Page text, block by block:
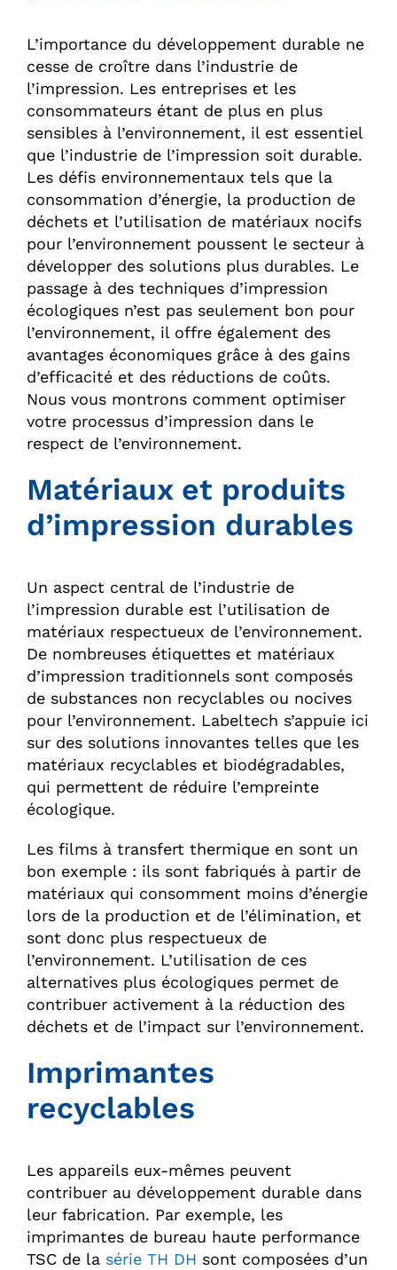
L’importance du développement durable ne
cesse de croître dans l’industrie de
l’impression. Les entreprises et les
consommateurs étant de plus en plus
sensibles à l’environnement, il est essentiel
que l’industrie de l’impression soit durable.
Les défis environnementaux tels que la
consommation d’énergie, la production de
déchets et l’utilisation de matériaux nocifs
pour l’environnement poussent le secteur à
développer des solutions plus durables. Le
passage à des techniques d’impression
écologiques n’est pas seulement bon pour
l’environnement, il offre également des
avantages économiques grâce à des gains
d’efficacité et des réductions de coûts.
Nous vous montrons comment optimiser
votre processus d’impression dans le
respect de l’environnement.
Matériaux et produits
d’impression durables
Un aspect central de l’industrie de
l’impression durable est l’utilisation de
matériaux respectueux de l’environnement.
De nombreuses étiquettes et matériaux
d’impression traditionnels sont composés
de substances non recyclables ou nocives
pour l’environnement. Labeltech s’appuie ici
sur des solutions innovantes telles que les
matériaux recyclables et biodégradables,
qui permettent de réduire l’empreinte
écologique.
Les films à transfert thermique en sont un
bon exemple : ils sont fabriqués à partir de
matériaux qui consomment moins d’énergie
lors de la production et de l’élimination, et
sont donc plus respectueux de
l’environnement. L’utilisation de ces
alternatives plus écologiques permet de
contribuer activement à la réduction des
déchets et de l’impact sur l’environnement.
Imprimantes
recyclables
Les appareils eux-mêmes peuvent
contribuer au développement durable dans
leur fabrication. Par exemple, les
imprimantes de bureau haute performance
TSC de la série TH DH sont composées d’un